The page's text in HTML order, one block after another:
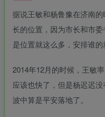
据说王敏和杨鲁豫在济南
长的位置，因为市长和市
是位置就这么多，安排谁的
2014年12月的时候，王敏
应该也快了，但是杨迟迟
波中算是平安落地了。